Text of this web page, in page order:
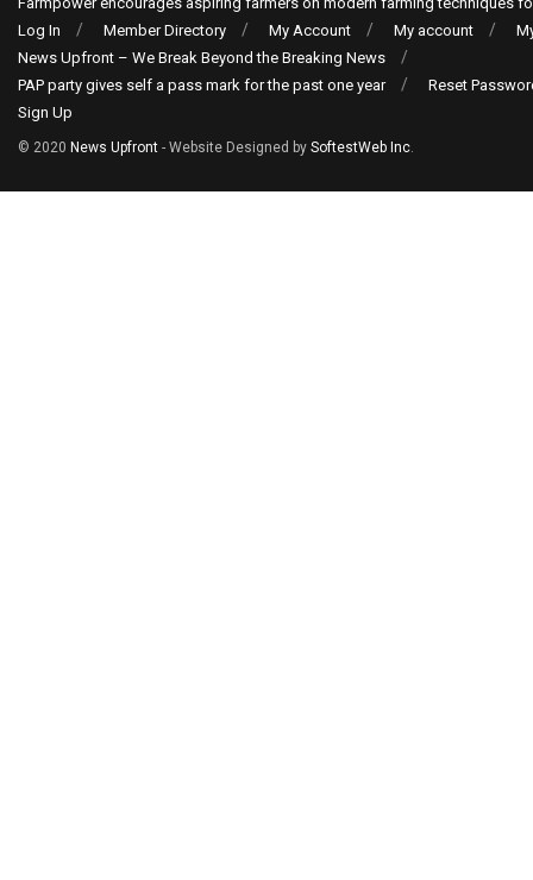
Log In
Member Directory My Account My account
News Upfront – We Break Beyond the Breaking News
PAP party gives self a pass mark for the past one year
Reset
Sign Up
© 2020 News Upfront - Website Designed by SoftestWeb Inc